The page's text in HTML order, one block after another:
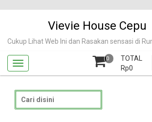
Vievie House Cepu
Cukup Lihat Web Ini dan Rasakan sensasi di
0
TOTAL
Rp0
for: